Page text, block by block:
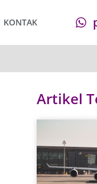
KONTAK
Artikel